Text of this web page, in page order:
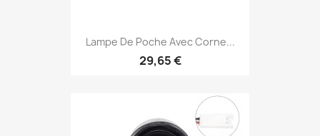
Lampe De Poche Avec Corne...
29,65 €